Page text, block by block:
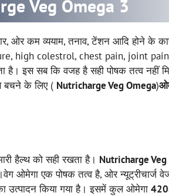
Veg Omega 3
ओर कम व्ययाम, तनाव, टेंशन आदि होने के
high colestrol, chest pain, joint
है। इस सब कि वजह है सही पोषक तत्व नहीं
बचने के लिए ( Nutricharge Veg Omega)
हैल्थ को सही रखता है। Nutricharge
ओमेगा एक पोषक तत्व है, ओर न्यूट्रीचार्ज
उत्पादन किया गया है। इसमें कुल ओमेगा